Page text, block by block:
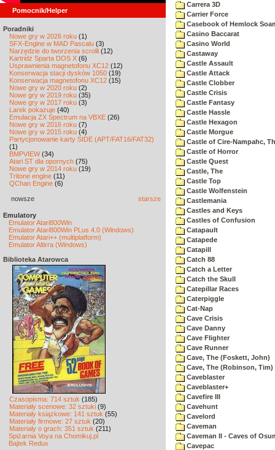
Pomocnik/Helper
Poradniki
Nowe gry w 2026 roku (1)
SFX-Engine w MAD Pascalu (3)
Narzędzie do tworzenia scrolli (12)
Kartridż Sparta DOS X (6)
Usprawnienia magnetofonu XC12 (12)
Konserwacja stacji dysków 1050 (19)
Konserwacja magnetofonu XC12 (15)
Nowe gry w 2020 roku (2)
Nowe gry w 2019 roku (35)
Nowe gry w 2017 roku (3)
Larek pokazuje (40)
Emulacja ZX Spectrum na VBXE (26)
Nowe gry w 2016 roku (7)
Nowe gry w 2015 roku (4)
Partycjonowanie karty SIDE (APT/FAT16/FAT32)
(1)
BMPVIEW(34)
Atari ST dla opornych (75)
Nowe gry w 2014 roku (19)
Tritone engine (11)
QChan Engine (6)
nowsze starsze
Emulatory
Emulator Atari800Win
Emulator Atari800Win PLus 4.0 (Windows)
Emulator Atari++ (multiplatform)
Emulator Altirra (Windows)
Biblioteka Atarowca
Czasopisma: 714 sztuk (185)
Materiały scenowe: 32 sztuki (9)
Materiały książkowe: 141 sztuk (55)
Materiały firmowe: 27 sztuk (20)
Materiały o grach: 351 sztuk (211)
Spiżarnia Voya na Chomikuj.pl
Bajtek Redux
Carrera 3D
Carrier Force
Casebook of Hemlock
Casino Baccarat
Casino World
Castaway
Castle Assault
Castle Attack
Castle Clobber
Castle Crisis
Castle Fantasy
Castle Hassle
Castle Hexagon
Castle Morgue
Castle of Cire-Nampahc,
Castle of Horror
Castle Quest
Castle, The
Castle Top
Castle Wolfenstein
Castlemania
Castles and Keys
Castles of Confusion
Catapault
Catapede
Catapill
Catch 88
Catch a Letter
Catch the Skull
Catepillar Races
Caterpiggle
Cat-Nap
Cave Crisis
Cave Danny
Cave Flighter
Cave Runner
Cave, The (Foskett, John)
Cave, The (Robinson, Tim)
Caveblaster
Caveblaster+
Cavefire III
Cavehunt
Cavelord
Caveman
Caveman II - Caves of
Cavepac